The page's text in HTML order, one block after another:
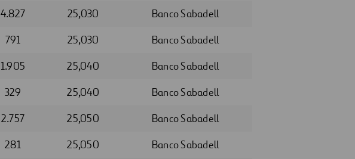
4.827 25,030
Banco Sabadell
791 25,030
Banco Sabadell
1.905 25,040
Banco Sabadell
329 25,040
Banco Sabadell
2.757 25,050
Banco Sabadell
281 25,050 Banco Sabadell